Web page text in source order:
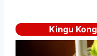
Kingu